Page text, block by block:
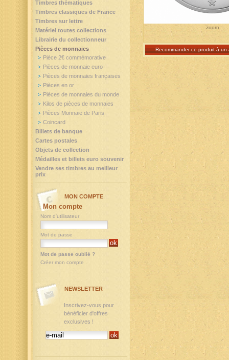
zoom
Recommander ce produit à un
Timbres thématiques
Timbres classiques de France
Timbres sur lettre
Matériel toutes collections
Librairie du collectionneur
Pièces de monnaies
Pièce 2€ commémorative
Pièces de monnaie euro
Pièces de monnaies françaises
Pièces en or
Pièces de monnaies du monde
Kilos de pièces de monnaies
Pièces Monnaie de Paris
Coincard
Billets de banque
Cartes postales
Objets de collection
Médailles et billets euro souvenir
Vendre ses timbres au meilleur
prix
MON COMPTE
Mon compte
Nom d'utilisateur
Mot de passe
Mot de passe oublié ?
Créer mon compte
NEWSLETTER
Inscrivez-vous pour
bénéficier d'offres
exclusives !